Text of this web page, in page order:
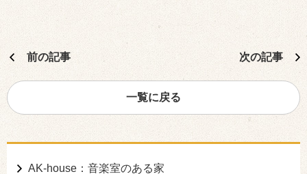
前の記事 次の記事
一覧に戻る
AK-house：音楽室のある家